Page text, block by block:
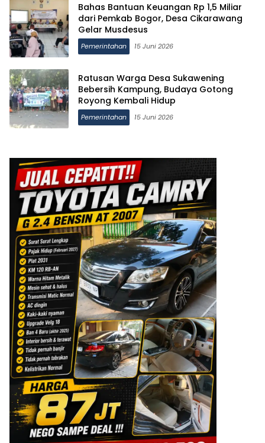
Bahas Bantuan Keuangan Rp 1,5 Miliar
dari Pemkab Bogor, Desa Cikarawang
Gelar Musdesus
Pemerintahan 15 Juni 2026
Ratusan Warga Desa Sukawening
Bebersih Kampung, Budaya Gotong
Royong Kembali Hidup
Pemerintahan 15 Juni 2026